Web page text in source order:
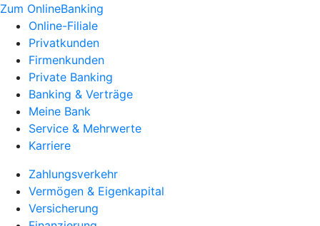
Zum OnlineBanking
Online-Filiale
Privatkunden
Firmenkunden
Private Banking
Banking & Verträge
Meine Bank
Service & Mehrwerte
Karriere
Zahlungsverkehr
Vermögen & Eigenkapital
Versicherung